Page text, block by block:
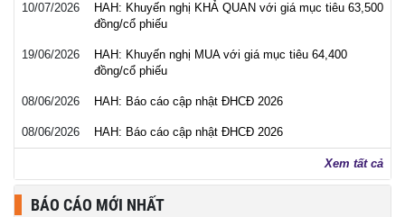
10/07/2026
HAH: Khuyến nghị KHẢ QUAN với giá mục tiêu 63,500
đồng/cổ phiếu
19/06/2026
HAH: Khuyến nghị MUA với giá mục tiêu 64,400
đồng/cổ phiếu
08/06/2026 HAH: Báo cáo cập nhật ĐHCĐ 2026
08/06/2026 HAH: Báo cáo cập nhật ĐHCĐ 2026
Xem tất cả
BÁO CÁO MỚI NHẤT